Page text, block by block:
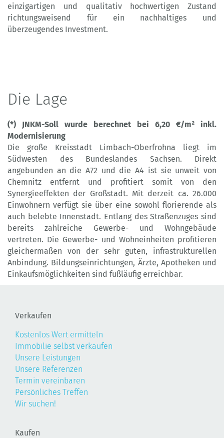
einzigartigen und qualitativ hochwertigen Zustand
richtungsweisend für ein nachhaltiges und
überzeugendes Investment.
Die Lage
(*) JNKM-Soll wurde berechnet bei 6,20 €/m² inkl.
Modernisierung
Die große Kreisstadt Limbach-Oberfrohna liegt im
Südwesten des Bundeslandes Sachsen. Direkt
angebunden an die A72 und die A4 ist sie unweit von
Chemnitz entfernt und profitiert somit von den
Synergieeffekten der Großstadt. Mit derzeit ca. 26.000
Einwohnern verfügt sie über eine sowohl florierende als
auch belebte Innenstadt. Entlang des Straßenzuges sind
bereits zahlreiche Gewerbe- und Wohngebäude
vertreten. Die Gewerbe- und Wohneinheiten profitieren
gleichermaßen von der sehr guten, infrastrukturellen
Anbindung. Bildungseinrichtungen, Ärzte, Apotheken und
Einkaufsmöglichkeiten sind fußläufig erreichbar.
Verkaufen
Kostenlos Wert ermitteln
Immobilie selbst verkaufen
Unsere Leistungen
Unsere Referenzen
Termin vereinbaren
Persönliches Treffen
Wir suchen!
Kaufen